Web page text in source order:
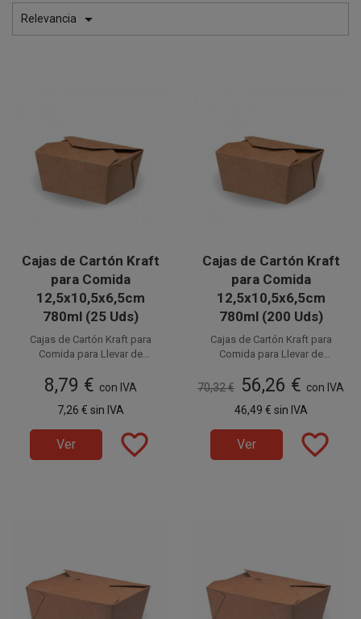
Relevancia 
Cajas de Cartón Kraft
para Comida
12,5x10,5x6,5cm
780ml (25 Uds)
Cajas de Cartón Kraft para
Comida para Llevar de
Fabricadas en cartón, son 100%
reciclables. La mejor
elección para disfrutar de tus
ecológicos, respetando
el medio ambiente y la
paquetes de 25 unidades.
8,79 € con IVA
7,26 € sin IVA
Ver favorite_border
Cajas de Cartón Kraft
para Comida
12,5x10,5x6,5cm
780ml (200 Uds)
Cajas de Cartón Kraft para
Comida para Llevar de
Fabricadas en cartón, son 100%
reciclables. La mejor
elección para disfrutar de tus
ecológicos, respetando
el medio ambiente y la
de 200 unidades, distribuidas
en 8 paquetes de 25 unidades.
70,32 € 56,26 € con IVA
46,49 € sin IVA
Ver favorite_border